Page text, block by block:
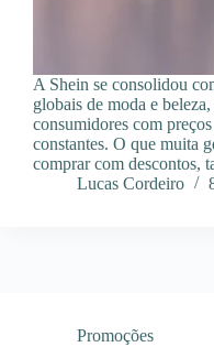
A Shein se consolidou
globais de moda e
consumidores com
constantes. O que muita
comprar com descontos,
Lucas Cordeiro
Promoções